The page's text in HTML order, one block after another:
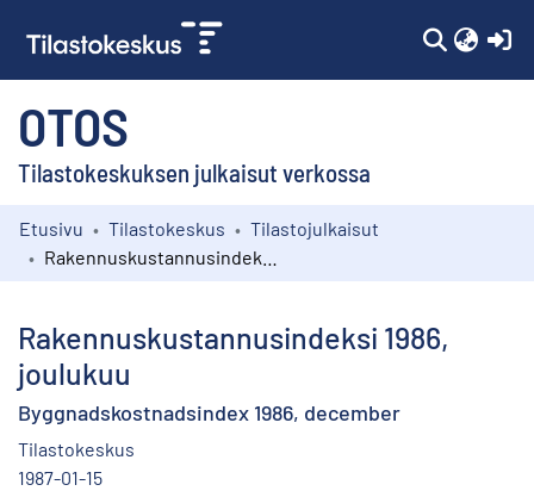
OTOS
Tilastokeskuksen julkaisut verkossa
Kokoelmat
Etusivu Tilastokeskus
Tilastojulkaisut
Rakennuskustannusindeksi 1986,
joulukuu
Byggnadskostnadsindex 1986, december
Tilastokeskus
1987-01-15